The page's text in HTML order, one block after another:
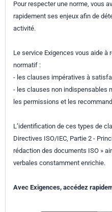
Annexe A
des campagnes
préconisés pour
oeuvre de la
et en plan d'eau
Annexe B
système et du
la bouteille de
Annexe C
système et du
préleveur
tuyau (informatif)
Annexe D
fixateurs
Pour respecter une norme, vous
rapidement ses enjeux afin de
activité.
Le service Exigences vous aide à
normatif :
- les clauses impératives à
- les clauses non indispensables
les permissions et les
L’identification de ces types de
Directives ISO/IEC, Partie 2 -
rédaction des documents ISO »
verbales constamment enrichie.
Avec Exigences, accédez